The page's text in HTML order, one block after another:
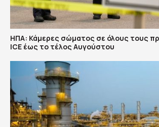
ΗΠΑ: Κάμερες σώματος σε όλους τους
ICE έως το τέλος Αυγούστου